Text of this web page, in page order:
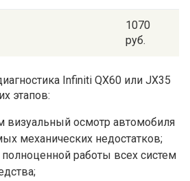
1070
руб.
Infiniti QX60 или JX35
этапов:
визуальный осмотр автомобиля
механических недостатков;
работы всех систем